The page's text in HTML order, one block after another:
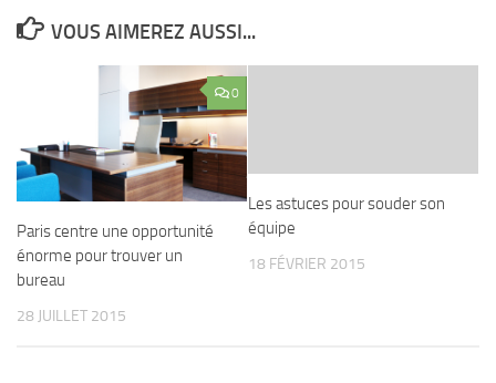
VOUS AIMEREZ AUSSI...
0
Paris centre une opportunité
énorme pour trouver un
bureau
28 JUILLET 2015
Les astuces pour souder son
équipe
18 FÉVRIER 2015